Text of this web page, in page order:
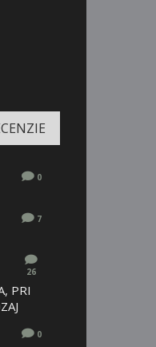
0
7
26
PRI
0